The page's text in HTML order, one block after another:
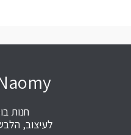
חנות
לעיצוב,